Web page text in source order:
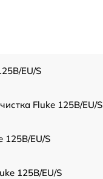
EU/S
Fluke 125B/EU/S
125B/EU/S
125B/EU/S